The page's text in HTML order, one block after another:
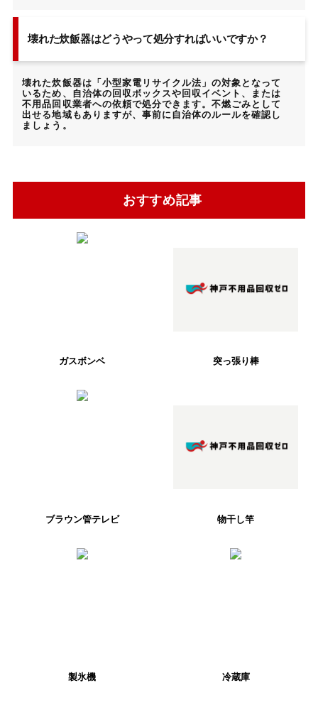
壊れた炊飯器はどうやって処分すればいいですか？
壊れた炊飯器は「小型家電リサイクル法」の対象となって
いるため、自治体の回収ボックスや回収イベント、または
不用品回収業者への依頼で処分できます。不燃ごみとして
出せる地域もありますが、事前に自治体のルールを確認し
ましょう。
おすすめ記事
ガスボンベ 突っ張り棒
ブラウン管テレビ 物干し竿
製氷機 冷蔵庫